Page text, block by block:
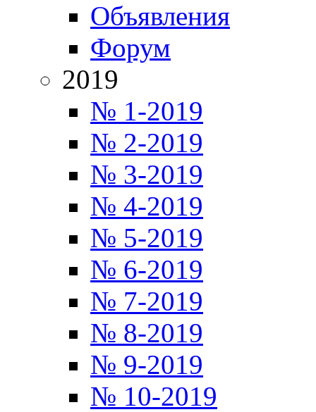
Объявления
Форум
2019
№ 1-2019
№ 2-2019
№ 3-2019
№ 4-2019
№ 5-2019
№ 6-2019
№ 7-2019
№ 8-2019
№ 9-2019
№ 10-2019